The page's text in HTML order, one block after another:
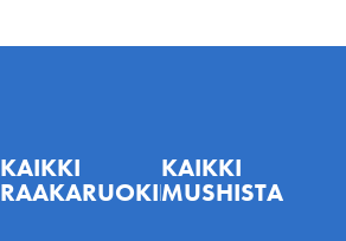
KAIKKI
RAAKARUOKINNASTA
KAIKKI
MUSHISTA